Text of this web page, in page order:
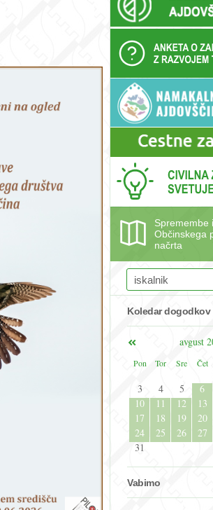
Spremembe
Občinskega
načrta
Koledar dogodkov
avgust
Pon
Tor Sre Čet
3
4 5 6
10
11 12 13
17
18 19 20
24
25 26 27
31
Vabimo